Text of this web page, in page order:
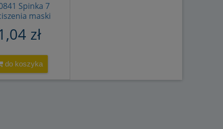
Spinka 7
maski
Renault
zł
do koszyka